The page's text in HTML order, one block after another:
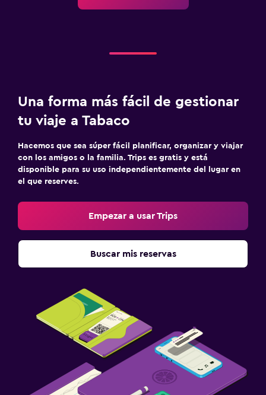
Servicios de lavandería/tintorería
Aire libre
Terraza/patio
Jardín
Zona de trabajo
Bañera de hidromasaje
Actividades
Bicicletas
Una forma más fácil de gestionar
tu viaje a Tabaco
Hacemos que sea súper fácil planificar, organizar y viajar
con los amigos o la familia. Trips es gratis y está
disponible para su uso independientemente del lugar en
el que reserves.
Empezar a usar Trips
Buscar mis reservas